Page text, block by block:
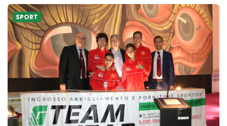
SPORT